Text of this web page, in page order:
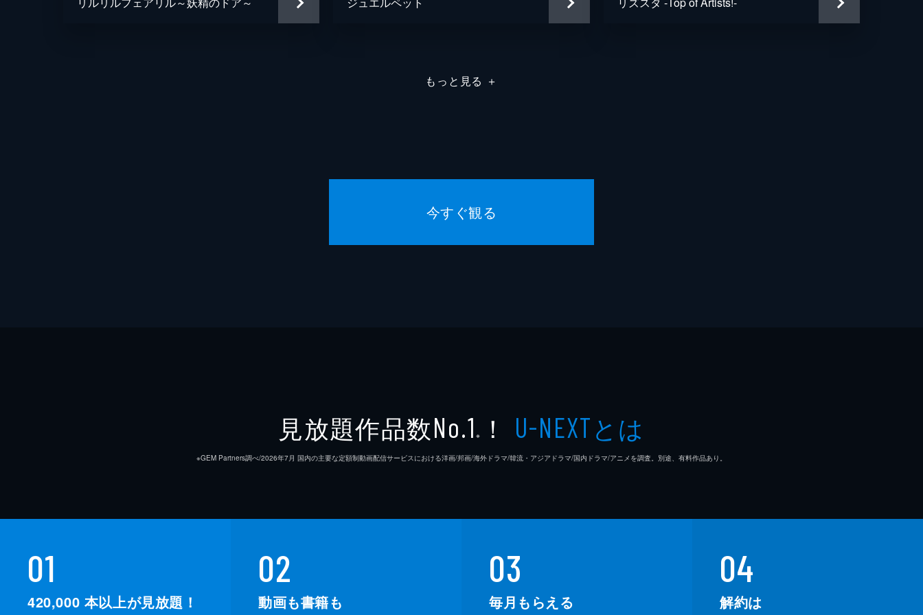
もっと見る ＋
今すぐ観る
見放題作品数No.1 ※ ！ U-NEXTとは
※GEM Partners調べ/2026年7⽉ 国内の主要な定額制動画配信サービスにおける洋画/邦画/海外ドラマ/韓流・アジアドラマ/国内ドラマ/アニメを調査。別途、有料作品あり。
01
420,000 本以上が見放題！
02
動画も書籍も
03
毎月もらえる
04
解約は